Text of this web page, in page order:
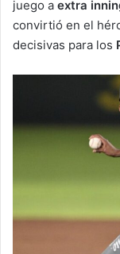
juego a extra
convirtió en el
decisivas para los